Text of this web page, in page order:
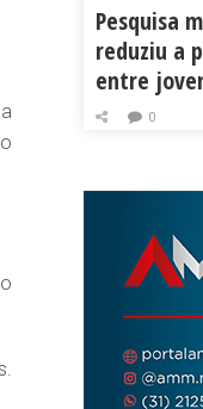
Pesquisa
reduziu a
entre
0